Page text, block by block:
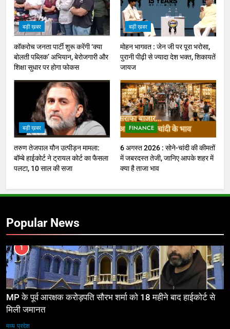
बड़ी ख़बर
कॉकरोच जनता पार्टी शुरू करेंगी ‘क्या
बोलती पब्लिक’ अभियान, बेरोजगारी और
शिक्षा सुधार पर होगा फोकस
बड़ी ख़बर
मोहन भागवत : जेन जी पर पूरा भरोसा,
पुरानी पीढ़ी से ज्यादा देश भक्त, शिकायतें
जायज
बड़ी ख़बर
तरुण तेजपाल यौन उत्पीड़न मामला:
बॉम्बे हाईकोर्ट ने ट्रायल कोर्ट का फैसला
पलटा, 10 साल की सजा
FINANCE
6 अगस्त 2026 : सोने-चांदी की कीमतों
में जबरदस्त तेजी, जानिए आपके शहर में
क्या है ताजा भाव
Popular News
1
MP के पूर्व आरक्षक करोड़पति सौरभ शर्मा को 18 महीने बाद हाईकोर्ट से
मिली जमानत
मध्य प्रदेश